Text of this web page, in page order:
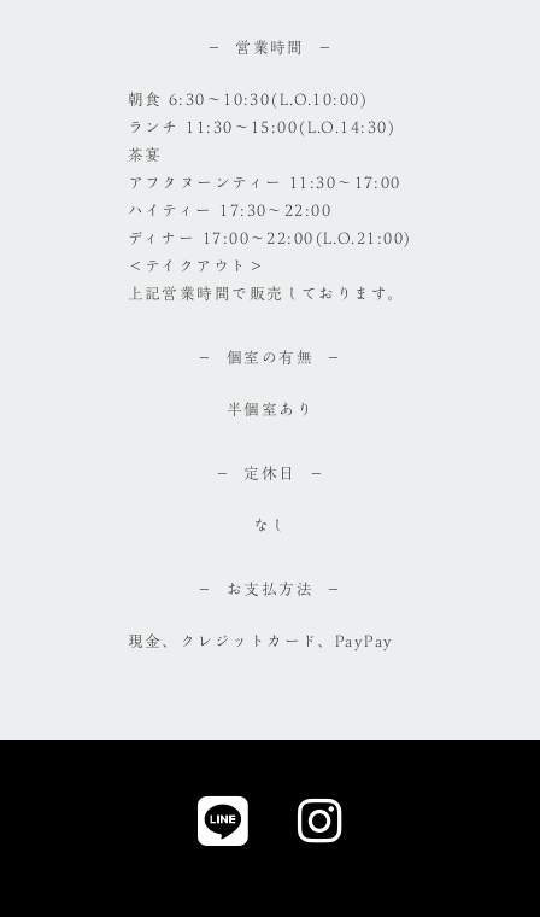
営業時間
朝食 6:30～10:30(L.O.10:00)
ランチ 11:30～15:00(L.O.14:30)
茶宴
アフタヌーンティー 11:30～17:00
ハイティー 17:30～22:00
ディナー 17:00～22:00(L.O.21:00)
＜テイクアウト＞
上記営業時間で販売しております。
個室の有無
半個室あり
定休日
なし
お支払方法
現金、クレジットカード、PayPay